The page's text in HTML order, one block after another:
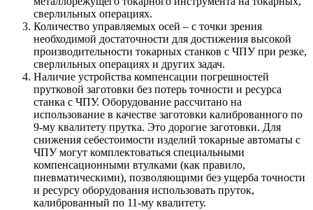
сверлильных операциях.
Количество управляемых осей – с точки зрения
необходимой достаточности для достижения высокой
производительности токарных станков с ЧПУ при резке,
сверлильных операциях и других задач.
Наличие устройства компенсации погрешностей
прутковой заготовки без потерь точности и ресурса
станка с ЧПУ. Оборудование рассчитано на
использование в качестве заготовки калиброванного по
9-му квалитету прутка. Это дорогие заготовки. Для
снижения себестоимости изделий токарные автоматы с
ЧПУ могут комплектоваться специальными
компенсационными втулками (как правило,
пневматическими), позволяющими без ущерба точности
и ресурсу оборудования использовать пруток,
калиброванный по 11-му квалитету.